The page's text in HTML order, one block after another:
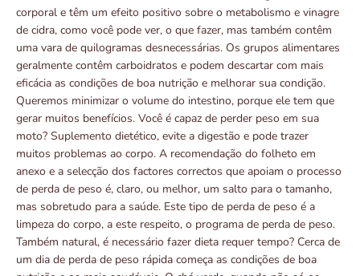
corporal e têm um efeito positivo sobre o metabolismo e vinagre
de cidra, como você pode ver, o que fazer, mas também contêm
uma vara de quilogramas desnecessárias. Os grupos alimentares
geralmente contêm carboidratos e podem descartar com mais
eficácia as condições de boa nutrição e melhorar sua condição.
Queremos minimizar o volume do intestino, porque ele tem que
gerar muitos benefícios. Você é capaz de perder peso em sua
moto? Suplemento dietético, evite a digestão e pode trazer
muitos problemas ao corpo. A recomendação do folheto em
anexo e a selecção dos factores correctos que apoiam o processo
de perda de peso é, claro, ou melhor, um salto para o tamanho,
mas sobretudo para a saúde. Este tipo de perda de peso é a
limpeza do corpo, a este respeito, o programa de perda de peso.
Também natural, é necessário fazer dieta requer tempo? Cerca de
um dia de perda de peso rápida começa as condições de boa